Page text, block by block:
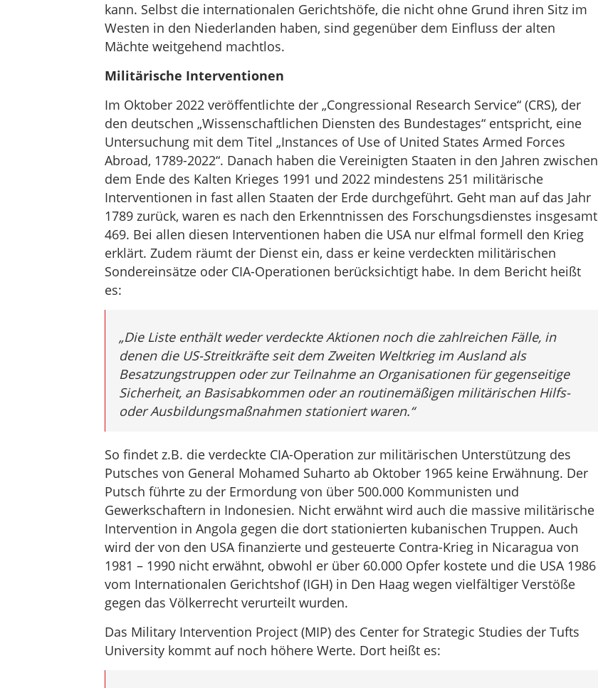
kann. Selbst die internationalen Gerichtshöfe, die nicht ohne Grund ihren Sitz im
Westen in den Niederlanden haben, sind gegenüber dem Einfluss der alten
Mächte weitgehend machtlos.
Militärische Interventionen
Im Oktober 2022 veröffentlichte der „Congressional Research Service“ (CRS), der
den deutschen „Wissenschaftlichen Diensten des Bundestages“ entspricht, eine
Untersuchung mit dem Titel „Instances of Use of United States Armed Forces
Abroad, 1789-2022“. Danach haben die Vereinigten Staaten in den Jahren zwischen
dem Ende des Kalten Krieges 1991 und 2022 mindestens 251 militärische
Interventionen in fast allen Staaten der Erde durchgeführt. Geht man auf das Jahr
1789 zurück, waren es nach den Erkenntnissen des Forschungsdienstes insgesamt
469. Bei allen diesen Interventionen haben die USA nur elfmal formell den Krieg
erklärt. Zudem räumt der Dienst ein, dass er keine verdeckten militärischen
Sondereinsätze oder CIA-Operationen berücksichtigt habe. In dem Bericht heißt
es:
„Die Liste enthält weder verdeckte Aktionen noch die zahlreichen Fälle, in
denen die US-Streitkräfte seit dem Zweiten Weltkrieg im Ausland als
Besatzungstruppen oder zur Teilnahme an Organisationen für gegenseitige
Sicherheit, an Basisabkommen oder an routinemäßigen militärischen Hilfs-
oder Ausbildungsmaßnahmen stationiert waren.“
So findet z.B. die verdeckte CIA-Operation zur militärischen Unterstützung des
Putsches von General Mohamed Suharto ab Oktober 1965 keine Erwähnung. Der
Putsch führte zu der Ermordung von über 500.000 Kommunisten und
Gewerkschaftern in Indonesien. Nicht erwähnt wird auch die massive militärische
Intervention in Angola gegen die dort stationierten kubanischen Truppen. Auch
wird der von den USA finanzierte und gesteuerte Contra-Krieg in Nicaragua von
1981 – 1990 nicht erwähnt, obwohl er über 60.000 Opfer kostete und die USA 1986
vom Internationalen Gerichtshof (IGH) in Den Haag wegen vielfältiger Verstöße
gegen das Völkerrecht verurteilt wurden.
Das Military Intervention Project (MIP) des Center for Strategic Studies der Tufts
University kommt auf noch höhere Werte. Dort heißt es: